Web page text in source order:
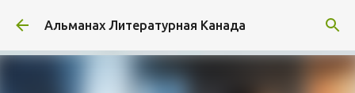
К основному контенту
Альманах Литературная Канада